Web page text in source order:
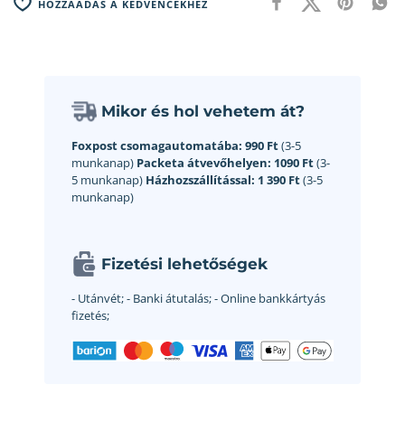
HOZZÁADÁS A KEDVENCEKHEZ
Mikor és hol vehetem át?
Foxpost csomagautomatába: 990 Ft(3-5
munkanap) Packeta átvevőhelyen: 1090 Ft(3-
5 munkanap) Házhozszállítással: 1 390 Ft(3-5
munkanap)
Fizetési lehetőségek
- Utánvét;- Banki átutalás;- Online bankkártyás
fizetés;